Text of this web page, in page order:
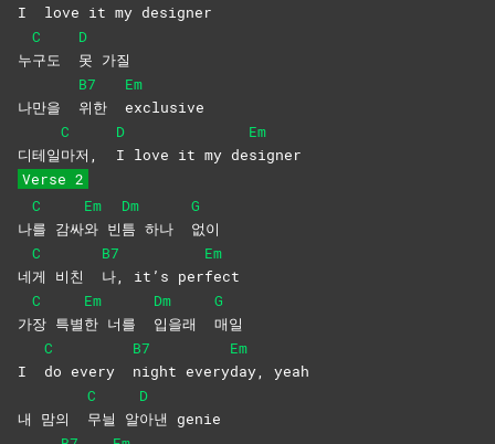
I love it my designer
누
C
구도
D
못 가질
나만을
B7
위한
Em
exclusive
디테일
C
마저,
D
I love it my de
Em
signer
Verse 2
나
C
를 감싸
Em
와 빈
Dm
틈 하나
G
없이
네
C
게 비친
B7
나, it’s per
Em
fect
가
C
장 특별
Em
한 너를
Dm
입을래
G
매일
I
C
do every
B7
night every
Em
day, yeah
내 맘의
C
무늴 알
D
아낸 genie